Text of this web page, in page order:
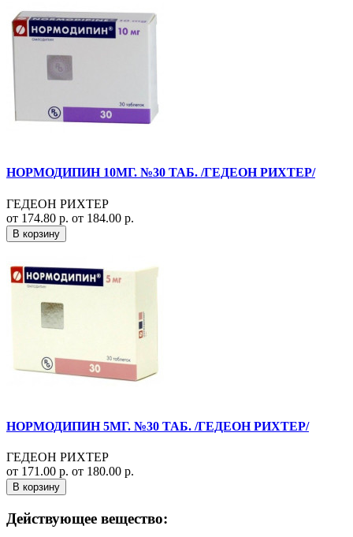
НОРМОДИПИН 10МГ. №30 ТАБ. /ГЕДЕОН РИХТЕР/
ГЕДЕОН РИХТЕР
от 174.80 р. от 184.00 р.
В корзину
НОРМОДИПИН 5МГ. №30 ТАБ. /ГЕДЕОН РИХТЕР/
ГЕДЕОН РИХТЕР
от 171.00 р. от 180.00 р.
В корзину
Действующее вещество: